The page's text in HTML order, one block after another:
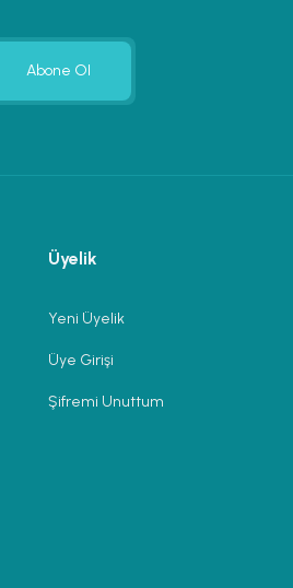
Abone Ol
Üyelik
Yeni Üyelik
Üye Girişi
Şifremi Unuttum